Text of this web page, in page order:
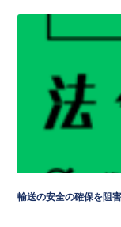
輸送の安全の確保を阻